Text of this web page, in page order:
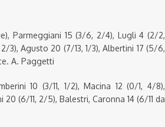
Parmeggiani 15 (3/6, 2/4), Lugli 4 (2/2,
3), Agusto 20 (7/13, 1/3), Albertini 17 (5/6,
A. Paggetti
10 (3/11, 1/2), Macina 12 (0/1, 4/8),
(6/11, 2/5), Balestri, Caronna 14 (6/11 da